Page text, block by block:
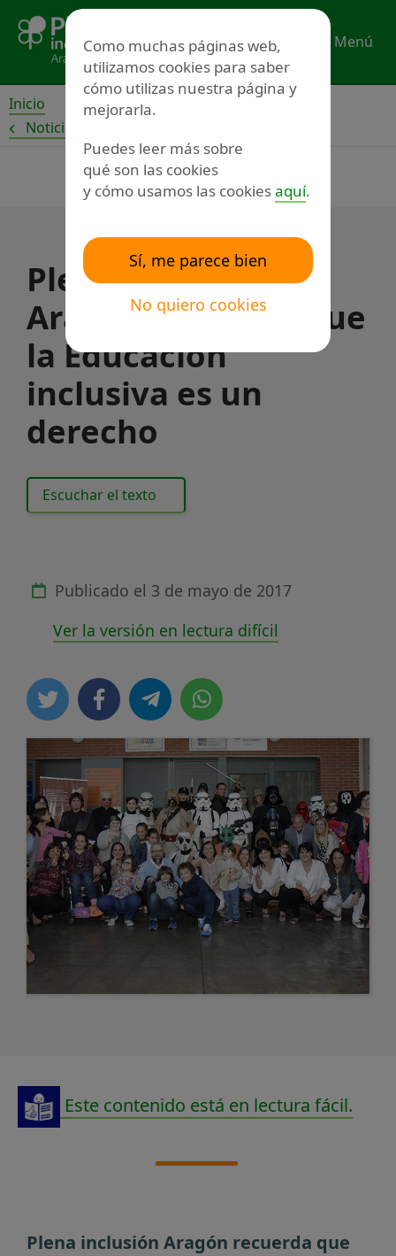
contenido
Menú
Inicio
Noticias
Plena inclusión
Aragón recuerda que
la Educación
inclusiva es un
derecho
Escuchar el texto
Publicado el 3 de mayo de 2017
Ver la versión en lectura difícil
Este contenido está en lectura fácil.
Plena inclusión Aragón recuerda que
Como muchas páginas web,
utilizamos cookies para saber
cómo utilizas nuestra página y
mejorarla.
Puedes leer más sobre
qué son las cookies
y cómo usamos las cookiesaquí.
Sí, me parece bien
No quiero cookies